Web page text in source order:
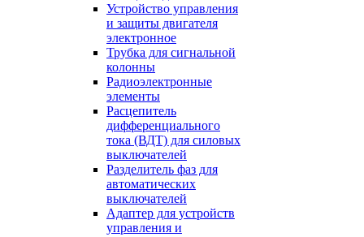
Устройство управления
и защиты двигателя
электронное
Трубка для сигнальной
колонны
Радиоэлектронные
элементы
Расцепитель
дифференциального
тока (ВДТ) для силовых
выключателей
Разделитель фаз для
автоматических
выключателей
Адаптер для устройств
управления и